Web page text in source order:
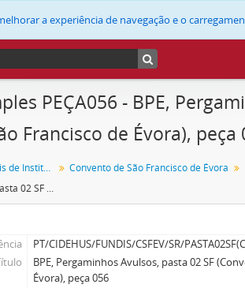
a experiência de navegação e o
PEÇA056 - BPE,
Francisco de Évora), peça
FUNDIS - Fundos Documentais de Instituições do Sul Convento de São Francisco de Évora
BPE, Pergaminhos Avulsos, pasta 02 SF (Convento de São Francisco de Évora), peça 056
PT/CIDEHUS/FUNDIS/CSFEV/SR/
BPE, Pergaminhos Avulsos, pasta 02 SF
Évora), peça 056